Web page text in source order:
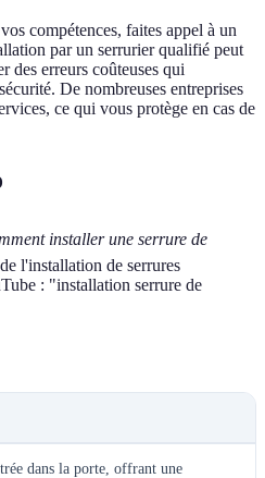
compétences, faites appel à un
par un serrurier qualifié peut
des erreurs coûteuses qui
De nombreuses entreprises
ce qui vous protège en cas de
installer une serrure de
l'installation de serrures
: "installation serrure de
dans la porte, offrant une